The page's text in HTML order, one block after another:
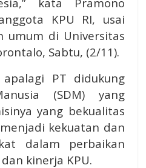
KPU RI, usai
umum di Universitas
Sabtu, (2/11).
PT didukung
(SDM) yang
yang bekualitas
kekuatan dan
dalam perbaikan
kinerja KPU.